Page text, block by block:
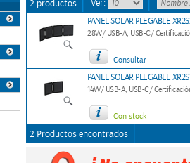
2 productos Ver:
PANEL SOLAR PLEGABLE
28W/ USB-A, USB-C/
Consultar
PANEL SOLAR PLEGABLE
14W/ USB-A, USB-C/
Con stock
2 Productos encontrados